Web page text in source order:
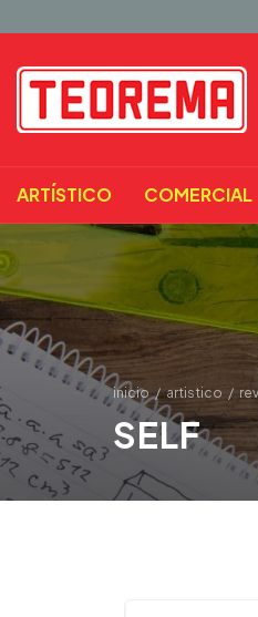
ARTÍSTICO COMERCIAL
inicio / artistico /
SELF